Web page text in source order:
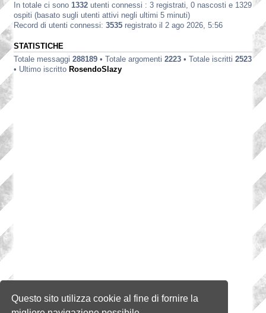
Questo sito utilizza cookie al fine di fornire la
In totale ci sono 1332 utenti connessi : 3 registrati, 0 nascosti e 1329
ospiti (basato sugli utenti attivi negli ultimi 5 minuti)
Record di utenti connessi: 3535 registrato il 2 ago 2026, 5:56
STATISTICHE
Totale messaggi 288189 • Totale argomenti 2223 • Totale iscritti 2523
• Ultimo iscritto RosendoSlazy